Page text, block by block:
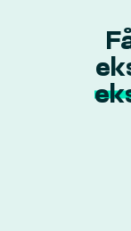
Ring
+45